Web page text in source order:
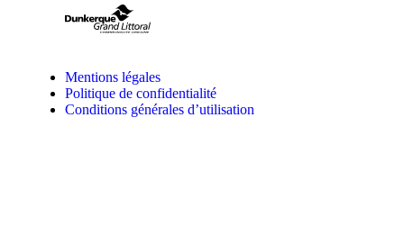
Mentions légales
Politique de confidentialité
Conditions générales d’utilisation